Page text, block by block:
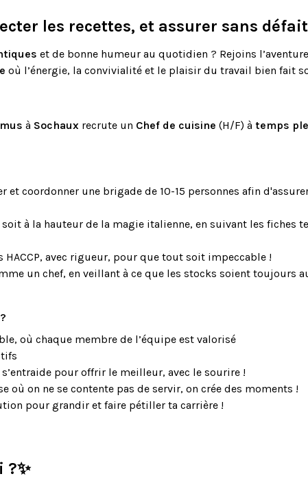
les recettes, et assurer sans
et de bonne humeur au quotidien ? Rejoins l’aventure
où l’énergie, la convivialité et le plaisir du travail bien fait
à Sochaux recrute un Chef de cuisine (H/F) à temps
et coordonner une brigade de 10-15 personnes afin
à la hauteur de la magie italienne, en suivant les fiches
HACCP, avec rigueur, pour que tout soit impeccable !
un chef, en veillant à ce que les stocks soient toujours
où chaque membre de l’équipe est valorisé
pour offrir le meilleur, avec le sourire !
où on ne se contente pas de servir, on crée des moments !
pour grandir et faire pétiller ta carrière !
?✨